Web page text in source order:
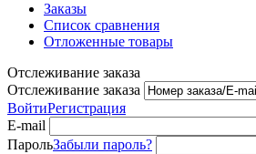
Заказы
Список сравнения
Отложенные товары
Отслеживание заказа
Отслеживание заказа
ВойтиРегистрация
E-mail
ПарольЗабыли пароль?